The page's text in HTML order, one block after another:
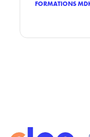
FORMATIONS